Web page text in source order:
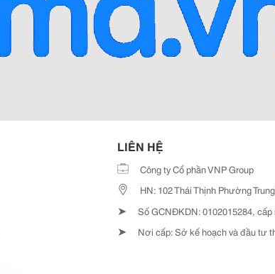
LIÊN HỆ
Công ty Cổ phần VNP Group
HN: 102 Thái Thịnh Phường
➤ Số GCNĐKDN: 0102015284, cấp
➤ Nơi cấp: Sở kế hoạch và đầu tư